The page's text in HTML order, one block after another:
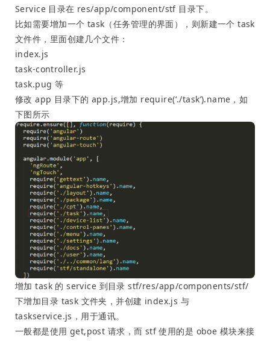
Service 目录在 res/app/component/stf 目录下。
比如需要增加一个 task（任务管理的界面），则新建一个 task
文件件，里面创建几个文件：
index.js
task-controller.js
task.pug 等
修改 app 目录下的 app.js,增加 require(‘./task’).name，如
下图所示
增加 task 的 service 到目录 stf/res/app/components/stf/
下增加目录 task 文件夹，并创建 index.js 与
taskservice.js，用于通讯。
一般都是使用 get,post 请求，而 stf 使用的是 oboe 模块来接